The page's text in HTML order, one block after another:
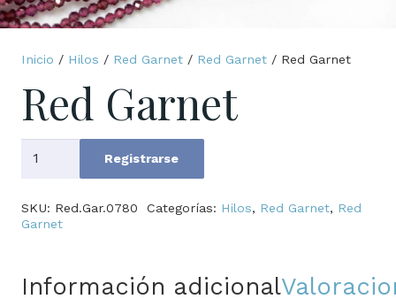
Inicio / Hilos / Red Garnet / Red Garnet / Red Garnet
Red Garnet
Red
cantidad
Registrarse
SKU: Red.Gar.0780 Categorías: Hilos, Red Garnet, Red
Garnet
Información adicional